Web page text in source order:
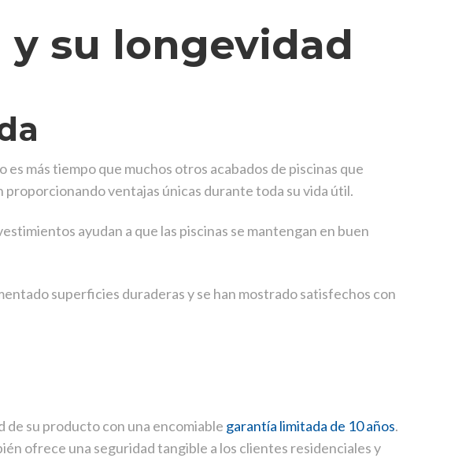
y su longevidad
más tiempo que muchos otros acabados de piscinas que
ventajas únicas durante toda su vida útil.
ayudan a que las piscinas se mantengan en buen
superficies duraderas y se han mostrado satisfechos con
de su producto con una encomiable garantía limitada de 10 años.
ofrece una seguridad tangible a los clientes residenciales y